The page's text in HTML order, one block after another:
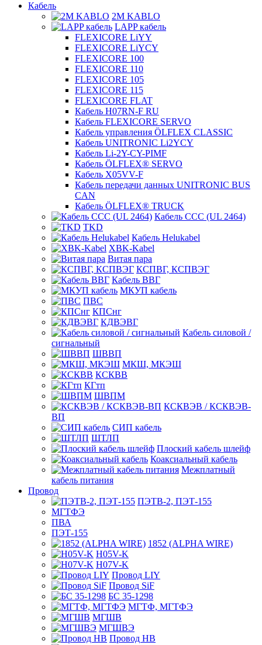
Кабель
2M KABLO
LAPP кабель
FLEXICORE LiYY
FLEXICORE LiYCY
FLEXICORE 100
FLEXICORE 110
FLEXICORE 105
FLEXICORE 115
FLEXICORE FLAT
Кабель H07RN-F RU
Кабель FLEXICORE SERVO
Кабель управления ÖLFLEX CLASSIC
Кабель UNITRONIC Li2YCY
Кабель Li-2Y-CY-PIMF
Кабель ÖLFLEX® SERVO
Кабель X05VV-F
Кабель передачи данных UNITRONIC BUS
CAN
Кабель ÖLFLEX® TRUCK
Кабель CCC (UL 2464)
TKD
Кабель Helukabel
XBK-Kabel
Витая пара
КСПВГ, КСПВЭГ
Кабель ВВГ
МКУП кабель
ПВС
КПСнг
КДВЭВГ
Кабель силовой /
сигнальный
ШВВП
МКШ, МКЭШ
КСКВВ
КГтп
ШВПМ
КСКВЭВ / КСКВЭВ-
ВП
СИП кабель
ШТЛП
Плоский кабель шлейф
Коаксиальный кабель
Межплатный
кабель питания
Провод
ПЭТВ-2, ПЭТ-155
МГТФЭ
ПВА
ПЭТ-155
1852 (ALPHA WIRE)
H05V-K
H07V-K
Провод LIY
Провод SiF
БС 35-1298
МГТФ, МГТФЭ
МГШВ
МГШВЭ
Провод НВ